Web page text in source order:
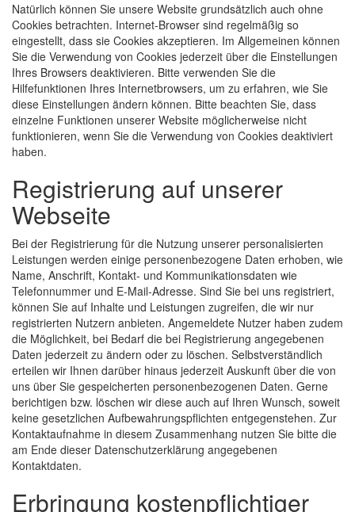
Natürlich können Sie unsere Website grundsätzlich auch ohne
Cookies betrachten. Internet-Browser sind regelmäßig so
eingestellt, dass sie Cookies akzeptieren. Im Allgemeinen können
Sie die Verwendung von Cookies jederzeit über die Einstellungen
Ihres Browsers deaktivieren. Bitte verwenden Sie die
Hilfefunktionen Ihres Internetbrowsers, um zu erfahren, wie Sie
diese Einstellungen ändern können. Bitte beachten Sie, dass
einzelne Funktionen unserer Website möglicherweise nicht
funktionieren, wenn Sie die Verwendung von Cookies deaktiviert
haben.
Registrierung auf unserer
Webseite
Bei der Registrierung für die Nutzung unserer personalisierten
Leistungen werden einige personenbezogene Daten erhoben, wie
Name, Anschrift, Kontakt- und Kommunikationsdaten wie
Telefonnummer und E-Mail-Adresse. Sind Sie bei uns registriert,
können Sie auf Inhalte und Leistungen zugreifen, die wir nur
registrierten Nutzern anbieten. Angemeldete Nutzer haben zudem
die Möglichkeit, bei Bedarf die bei Registrierung angegebenen
Daten jederzeit zu ändern oder zu löschen. Selbstverständlich
erteilen wir Ihnen darüber hinaus jederzeit Auskunft über die von
uns über Sie gespeicherten personenbezogenen Daten. Gerne
berichtigen bzw. löschen wir diese auch auf Ihren Wunsch, soweit
keine gesetzlichen Aufbewahrungspflichten entgegenstehen. Zur
Kontaktaufnahme in diesem Zusammenhang nutzen Sie bitte die
am Ende dieser Datenschutzerklärung angegebenen
Kontaktdaten.
Erbringung kostenpflichtiger